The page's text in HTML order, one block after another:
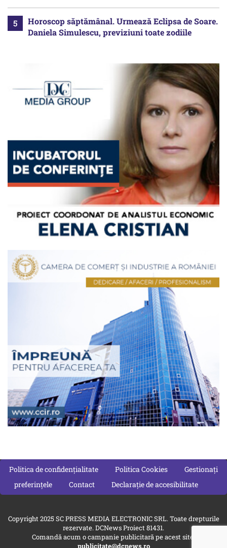
Horoscop săptămânal. Urmează Eclipsa de Soare.
Daniela Simulescu, previziuni toate zodiile
Politica de confidențialitate Politica Cookies
Gestionați
preferințele
Contact Declarație de accesibilitate
Copyright 2025 SC PRESS MEDIA ELECTRONIC SRL. Toate drepturile
rezervate. DCNews Proiect 81431.
Comandă acum o campanie publicitară pe acest site: